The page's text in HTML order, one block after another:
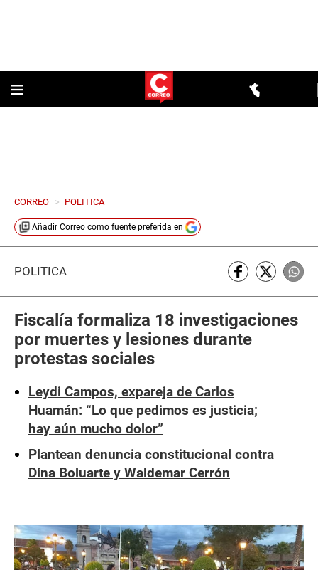
CORREO > POLITICA
Añadir Correo como fuente preferida en
POLÍTICA
Fiscalía formaliza 18 investigaciones
por muertes y lesiones durante
protestas sociales
Leydi Campos, expareja de Carlos
Huamán: “Lo que pedimos es justicia;
hay aún mucho dolor”
Plantean denuncia constitucional contra
Dina Boluarte y Waldemar Cerrón